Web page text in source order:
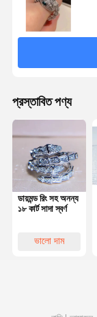
প্রস্তাবিত পণ্য
ডায়মন্ড রিং সহ অনন্য
১৮ কার্ট সাদা স্বর্ণ
ভালো দাম